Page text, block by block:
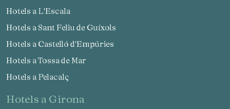
Hotels a L'Escala
Hotels a Sant Feliu de Guíxols
Hotels a Castelló d'Empúries
Hotels a Tossa de Mar
Hotels a Pelacalç
hotels a Girona